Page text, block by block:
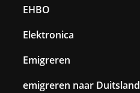
EHBO
Elektronica
Emigreren
emigreren naar Duitsland